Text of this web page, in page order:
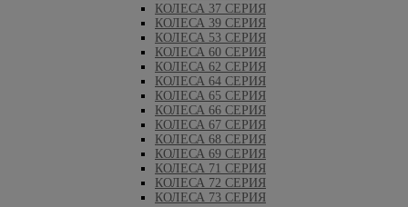
КОЛЕСА 37 СЕРИЯ
КОЛЕСА 39 СЕРИЯ
КОЛЕСА 53 СЕРИЯ
КОЛЕСА 60 СЕРИЯ
КОЛЕСА 62 СЕРИЯ
КОЛЕСА 64 СЕРИЯ
КОЛЕСА 65 СЕРИЯ
КОЛЕСА 66 СЕРИЯ
КОЛЕСА 67 СЕРИЯ
КОЛЕСА 68 СЕРИЯ
КОЛЕСА 69 СЕРИЯ
КОЛЕСА 71 СЕРИЯ
КОЛЕСА 72 СЕРИЯ
КОЛЕСА 73 СЕРИЯ